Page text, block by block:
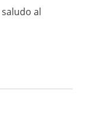
al